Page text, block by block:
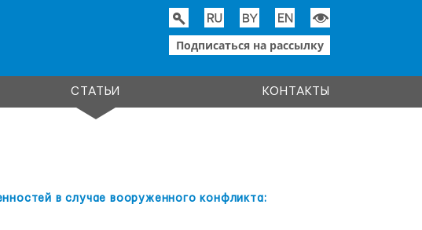
Подписаться на рассылку
СТАТЬИ КОНТАКТЫ
в случае вооруженного конфликта: